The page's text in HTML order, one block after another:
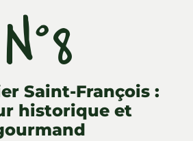
N°8
Saint-François :
historique et